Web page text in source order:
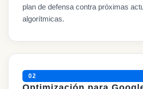
plan de defensa contra próximas
algorítmicas.
02